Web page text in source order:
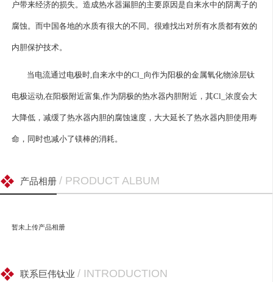
户带来经济的损失。造成热水器漏胆的主要原因是自来水中的阴离子的
腐蚀。而中国各地的水质有很大的不同。很难找出对所有水质都有效的
内胆保护技术。
当电流通过电极时,自来水中的Cl_向作为阳极的金属氧化物涂层钛
电极运动,在阳极附近富集,作为阴极的热水器内胆附近，其Cl_浓度会大
大降低，减缓了热水器内胆的腐蚀速度，大大延长了热水器内胆使用寿
命，同时也减小了镁棒的消耗。
产品相册 / PRODUCT ALBUM
暂未上传产品相册
联系巨伟钛业 / INTRODUCTION